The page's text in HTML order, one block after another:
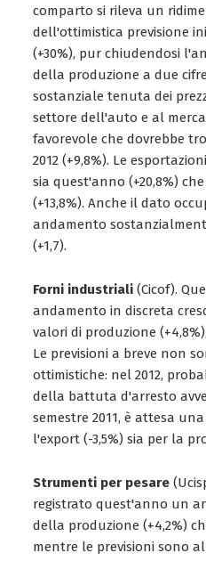
comparto si rileva un
dell'ottimistica previsione
(+30%), pur chiudendosi
della produzione a due
sostanziale tenuta dei
settore dell'auto e al
favorevole che dovrebbe
2012 (+9,8%). Le
sia quest'anno (+20,8%)
(+13,8%). Anche il dato
andamento
(+1,7).
Forni industriali(Cicof).
andamento in discreta
valori di produzione
Le previsioni a breve non
ottimistiche: nel 2012,
della battuta d'arresto
semestre 2011, è attesa
l'export (-3,5%) sia per la
Strumenti per pesare
registrato quest'anno un
della produzione (+4,2%)
mentre le previsioni sono